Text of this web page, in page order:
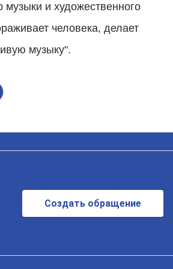
и художественного
человека, делает
музыку".
Создать обращение